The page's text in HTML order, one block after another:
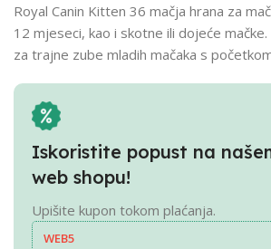
Royal Canin Kitten 36 mačja hrana za
12 mjeseci, kao i skotne ili dojeće
za trajne zube mladih mačaka s
Iskoristite popust na
web shopu!
Upišite kupon tokom plaćanja.
WEB5